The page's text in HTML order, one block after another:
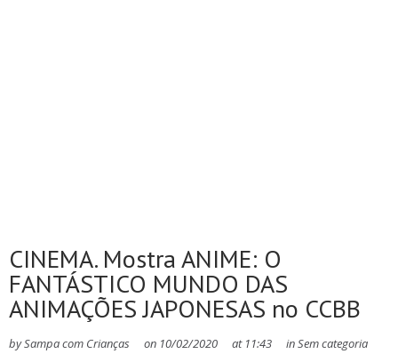
CINEMA. Mostra ANIME: O
FANTÁSTICO MUNDO DAS
ANIMAÇÕES JAPONESAS no CCBB
bySampa com Crianças on 10/02/2020 at 11:43 inSem categoria